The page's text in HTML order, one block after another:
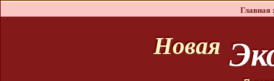
Главная
Новая